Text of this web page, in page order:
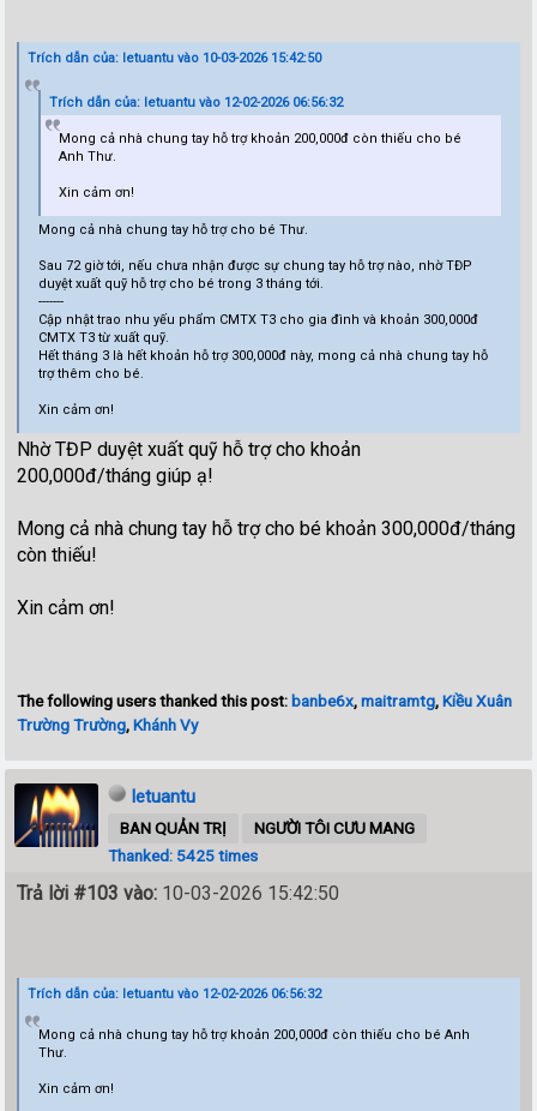
Trích dẫn của: letuantu vào 10-03-2026 15:42:50
Trích dẫn của: letuantu vào 12-02-2026 06:56:32
Mong cả nhà chung tay hỗ trợ khoản 200,000đ còn thiếu cho bé
Anh Thư.
Xin cảm ơn!
Mong cả nhà chung tay hỗ trợ cho bé Thư.
Sau 72 giờ tới, nếu chưa nhận được sự chung tay hỗ trợ nào, nhờ TĐP
duyệt xuất quỹ hỗ trợ cho bé trong 3 tháng tới.
-------
Cập nhật trao nhu yếu phẩm CMTX T3 cho gia đình và khoản 300,000đ
CMTX T3 từ xuất quỹ.
Hết tháng 3 là hết khoản hỗ trợ 300,000đ này, mong cả nhà chung tay hỗ
trợ thêm cho bé.
Xin cảm ơn!
Nhờ TĐP duyệt xuất quỹ hỗ trợ cho khoản
200,000đ/tháng giúp ạ!
Mong cả nhà chung tay hỗ trợ cho bé khoản 300,000đ/tháng
còn thiếu!
Xin cảm ơn!
The following users thanked this post: banbe6x,maitramtg,Kiều Xuân
Trường Trường,Khánh Vy
letuantu
BAN QUẢN TRỊ
NGƯỜI TÔI CƯU MANG
Thanked: 5425 times
Trả lời #103 vào: 10-03-2026 15:42:50
Trích dẫn của: letuantu vào 12-02-2026 06:56:32
Mong cả nhà chung tay hỗ trợ khoản 200,000đ còn thiếu cho bé Anh
Thư.
Xin cảm ơn!